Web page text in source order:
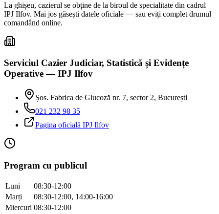
La ghișeu, cazierul se obține de la biroul de specialitate din cadrul
IPJ Ilfov. Mai jos găsești datele oficiale — sau eviți complet drumul
comandând online.
Serviciul Cazier Judiciar, Statistică și Evidențe
Operative — IPJ Ilfov
Șos. Fabrica de Glucoză nr. 7, sector 2, București
021 232 98 35
Pagina oficială IPJ Ilfov
Program cu publicul
Luni
08:30-12:00
Marți
08:30-12:00, 14:00-16:00
Miercuri 08:30-12:00